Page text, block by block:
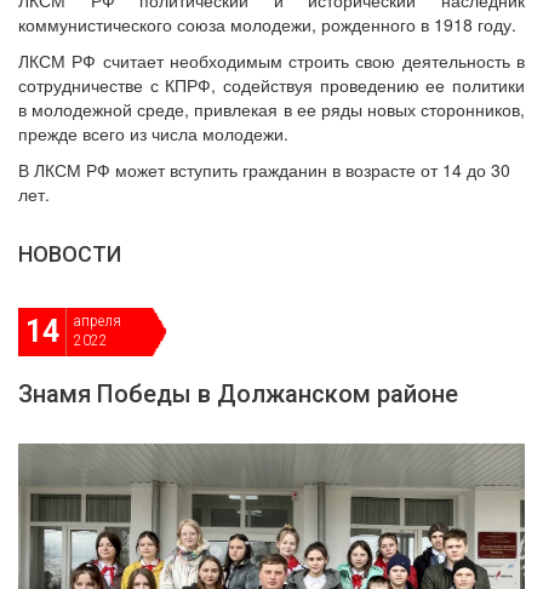
ПАРТИЙНАЯ ПЕЧАТЬ
МЕСТНЫЕ ОТДЕЛЕНИЯ
КОНТАКТЫ
Вход Регистрация
коммунистического союза молодежи, рожденного в 1918 году.
ЛКСМ РФ считает необходимым строить свою деятельность в
сотрудничестве с КПРФ, содействуя проведению ее политики
в молодежной среде, привлекая в ее ряды новых сторонников,
прежде всего из числа молодежи.
В ЛКСМ РФ может вступить гражданин в возрасте от 14 до 30
лет.
НОВОСТИ
14
апреля
2022
Знамя Победы в Должанском районе